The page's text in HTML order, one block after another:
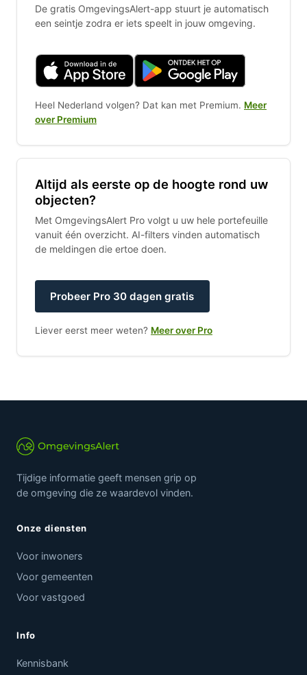
De gratis OmgevingsAlert-app stuurt je automatisch
een seintje zodra er iets speelt in jouw omgeving.
Heel Nederland volgen? Dat kan met Premium. Meer
over Premium
Altijd als eerste op de hoogte rond uw
objecten?
Met OmgevingsAlert Pro volgt u uw hele portefeuille
vanuit één overzicht. AI-filters vinden automatisch
de meldingen die ertoe doen.
Probeer Pro 30 dagen gratis
Liever eerst meer weten? Meer over Pro
Tijdige informatie geeft mensen grip op
de omgeving die ze waardevol vinden.
Onze diensten
Voor inwoners
Voor gemeenten
Voor vastgoed
Info
Kennisbank